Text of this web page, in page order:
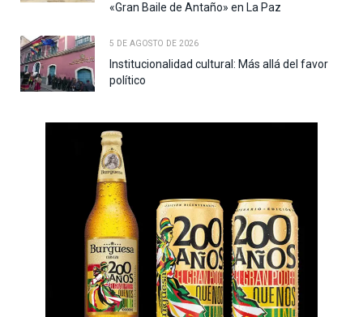
«Gran Baile de Antaño» en La Paz
5 DE AGOSTO DE 2026
Institucionalidad cultural: Más allá del favor
político